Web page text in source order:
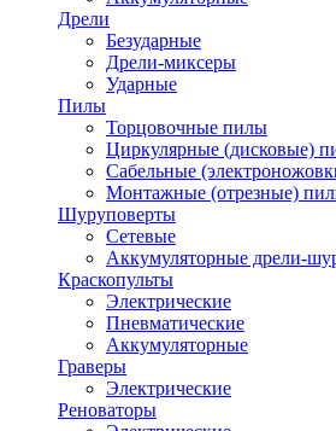
Дрели
Безударные
Дрели-миксеры
Ударные
Пилы
Торцовочные пилы
Циркулярные (дисковые)
Сабельные
Монтажные (отрезные)
Шуруповерты
Сетевые
Аккумуляторные дрели-
Краскопульты
Электрические
Пневматические
Аккумуляторные
Граверы
Электрические
Реноваторы